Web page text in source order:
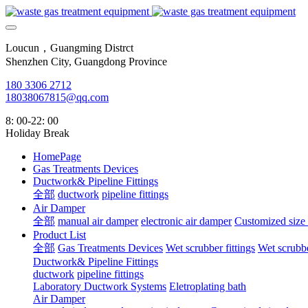
Loucun，Guangming Distrct
Shenzhen City, Guangdong Province
180 3306 2712
18038067815@qq.com
8: 00-22: 00
Holiday Break
HomePage
Gas Treatments Devices
Ductwork& Pipeline Fittings
全部 ductwork pipeline fittings
Air Damper
全部 manual air damper electronic air damper Customized size
Product List
全部 Gas Treatments Devices Wet scrubber fittings Wet
Ductwork& Pipeline Fittings
ductwork pipeline fittings
Laboratory Ductwork Systems Eletroplating bath
Air Damper